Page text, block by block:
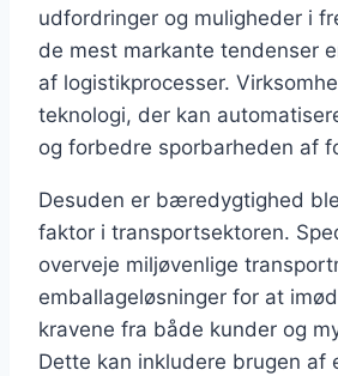
udfordringer og muligheder i
de mest markante tendenser
af logistikprocesser.
teknologi, der kan
og forbedre sporbarheden af
Desuden er bæredygtighed
faktor i transportsektoren.
overveje miljøvenlige
emballageløsninger for at
kravene fra både kunder og
Dette kan inkludere brugen af